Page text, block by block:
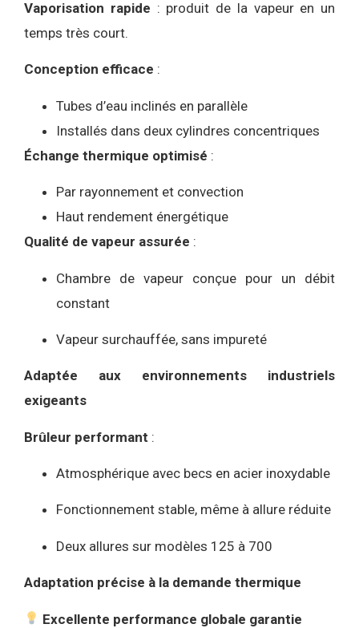
Vaporisation rapide : produit de la vapeur en un
temps très court.
Conception efficace :
Tubes d’eau inclinés en parallèle
Installés dans deux cylindres concentriques
Échange thermique optimisé :
Par rayonnement et convection
Haut rendement énergétique
Qualité de vapeur assurée :
Chambre de vapeur conçue pour un débit
constant
Vapeur surchauffée, sans impureté
Adaptée aux environnements industriels
exigeants
Brûleur performant :
Atmosphérique avec becs en acier inoxydable
Fonctionnement stable, même à allure réduite
Deux allures sur modèles 125 à 700
Adaptation précise à la demande thermique
Excellente performance globale garantie